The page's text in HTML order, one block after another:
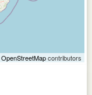
OpenStreetMapcontributors